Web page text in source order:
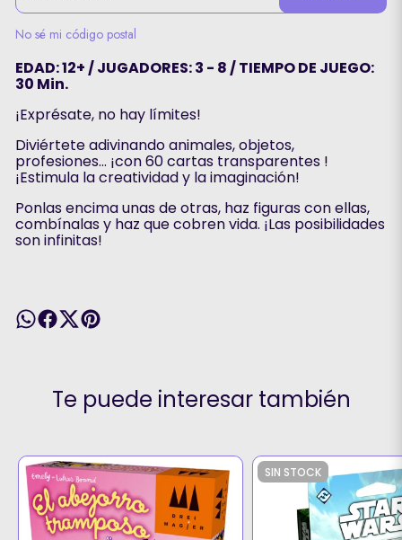
No sé mi código postal
EDAD: 12+ / JUGADORES: 3 - 8 / TIEMPO DE JUEGO:
30 Min.
¡Exprésate, no hay límites!
Diviértete adivinando animales, objetos,
profesiones... ¡con 60 cartas transparentes !
¡Estimula la creatividad y la imaginación!
Ponlas encima unas de otras, haz figuras con ellas,
combínalas y haz que cobren vida. ¡Las posibilidades
son infinitas!
Te puede interesar también
SIN STOCK